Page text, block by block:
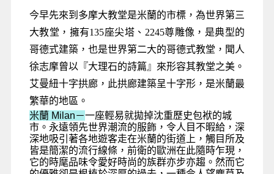
今早先來到多摩大教堂是米蘭的市標，為世界第三
大教堂，擁有135座尖塔、2245尊雕像，是典型的
哥德式建築，也是世界第二大的哥德式教堂，聞人
徐志摩曾以『大理石的詩篇』來形容其教堂之美。
艾曼紐十字拱廊，此拱廊建築呈十字形，是米蘭最
繁華的地區。
米蘭 Milan－一座輕易就拋掉沈重歷史包袱的城
市。永遠領先世界潮流的服飾，令人目不暇給，深
深地吸引著各地遊客走在米蘭的街道上，觸目所及
皆是簡潔的流行線條，前衛的歐洲在此隨時乍現，
它的時麾品味令愛好時尚的族群亦步亦趨。然而它